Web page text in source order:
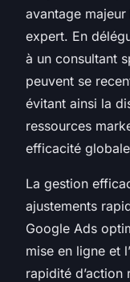
avantage
expert. En
à un consultant
peuvent se
évitant ainsi la
ressources
efficacité
La gestion
ajustements
Google Ads
mise en ligne et
rapidité d’action